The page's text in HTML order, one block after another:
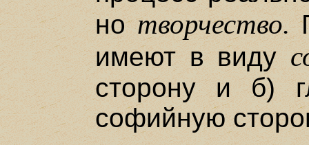
нотворчество.
имеют в виду
сторону и б)
софийную